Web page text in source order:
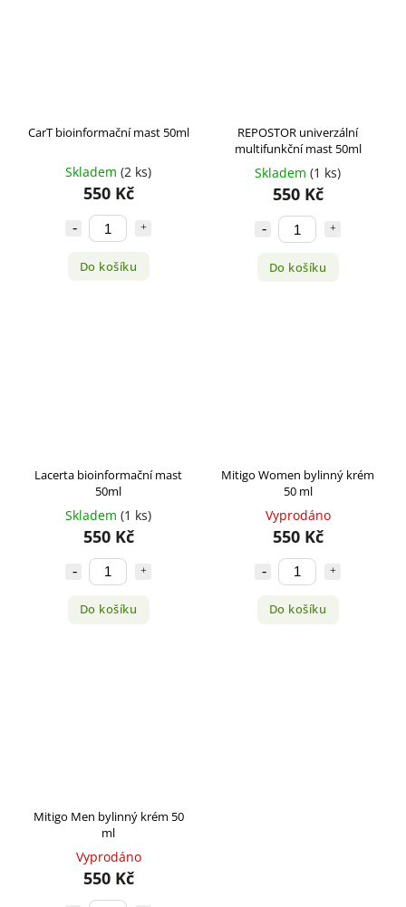
CarT bioinformační mast 50ml
Skladem (2 ks)
550 Kč
Do košíku
REPOSTOR univerzální
multifunkční mast 50ml
Skladem (1 ks)
550 Kč
Do košíku
Lacerta bioinformační mast
50ml
Skladem (1 ks)
550 Kč
Do košíku
Mitigo Women bylinný krém
50 ml
Vyprodáno
550 Kč
Do košíku
Mitigo Men bylinný krém 50
ml
Vyprodáno
550 Kč